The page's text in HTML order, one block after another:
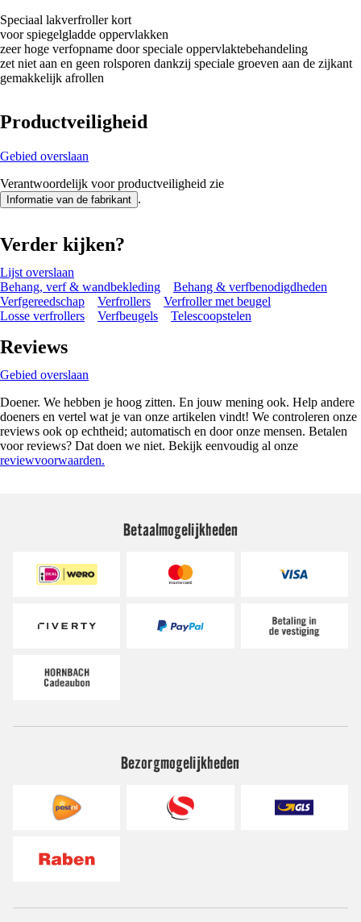
Speciaal lakverfroller kort
voor spiegelgladde oppervlakken
zeer hoge verfopname door speciale oppervlaktebehandeling
zet niet aan en geen rolsporen dankzij speciale groeven aan de zijkant
gemakkelijk afrollen
Productveiligheid
Gebied overslaan
Verantwoordelijk voor productveiligheid zie
Informatie van de fabrikant .
Verder kijken?
Lijst overslaan
Behang, verf & wandbekleding
Behang & verfbenodigdheden
Verfgereedschap
Verfrollers
Verfroller met beugel
Losse verfrollers
Verfbeugels Telescoopstelen
Reviews
Gebied overslaan
Doener. We hebben je hoog zitten. En jouw mening ook. Help andere
doeners en vertel wat je van onze artikelen vindt! We controleren onze
reviews ook op echtheid; automatisch en door onze mensen. Betalen
voor reviews? Dat doen we niet. Bekijk eenvoudig al onze
reviewvoorwaarden.
Betaalmogelijkheden
Bezorgmogelijkheden